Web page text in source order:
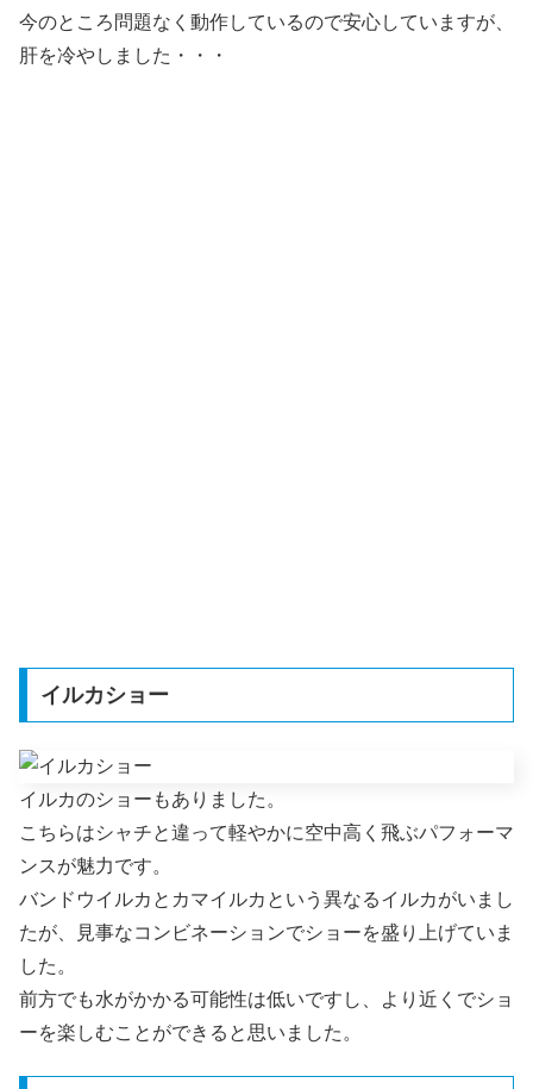
今のところ問題なく動作しているので安心していますが、
肝を冷やしました・・・
イルカショー
イルカのショーもありました。
こちらはシャチと違って軽やかに空中高く飛ぶパフォーマ
ンスが魅力です。
バンドウイルカとカマイルカという異なるイルカがいまし
たが、見事なコンビネーションでショーを盛り上げていま
した。
前方でも水がかかる可能性は低いですし、より近くでショ
ーを楽しむことができると思いました。